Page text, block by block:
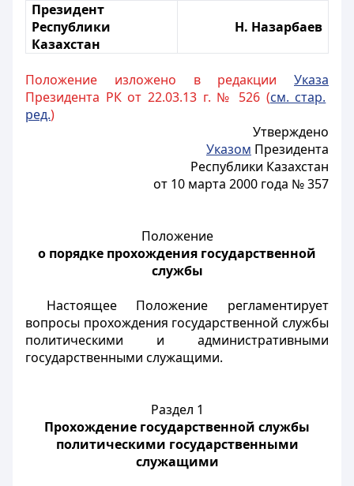
Президент
Республики
Казахстан
Н. Назарбаев
Положение изложено в редакции Указа
Президента РК от 22.03.13 г. № 526 (см. стар.
ред.)
Утверждено
Указом Президента
Республики Казахстан
от 10 марта 2000 года № 357
Положение
о порядке прохождения государственной
службы
Настоящее Положение регламентирует
вопросы прохождения государственной службы
политическими и административными
государственными служащими.
Раздел 1
Прохождение государственной службы
политическими государственными
служащими